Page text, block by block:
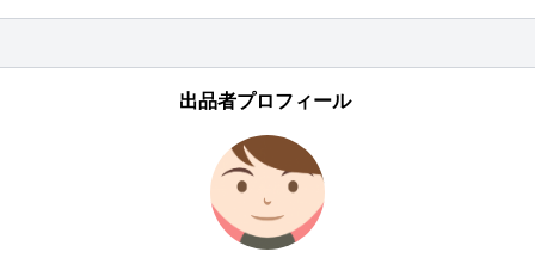
出品者プロフィール